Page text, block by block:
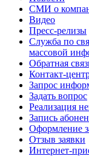
СМИ о
Видео
Пресс-релизы
Служба по
массовой
Обратная
Контакт-
Запрос
Задать вопрос
Реализация
Запись
Оформление
Отзыв заявки
Интернет-